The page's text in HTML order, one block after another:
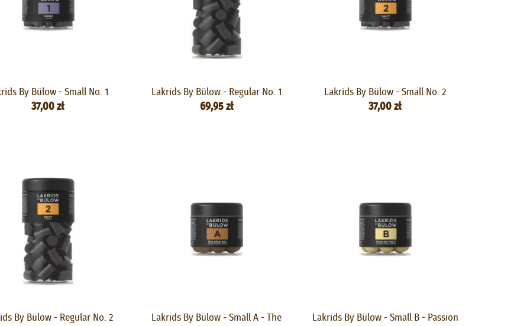
By Bülow - Small No. 1
37,00 zł
Lakrids By Bülow - Regular No. 1
69,95 zł
Lakrids By Bülow - Small No. 2
37,00 zł
By Bülow - Regular No. 2
Lakrids By Bülow - Small A - The
Lakrids By Bülow - Small B - Passion